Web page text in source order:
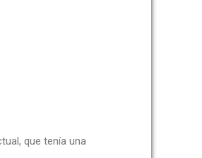
que tenía una